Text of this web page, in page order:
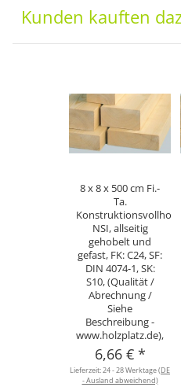
Kunden kauften
8 x 8 x 500 cm Fi.-
Ta.
Konstruktionsvollholz
NSI, allseitig
gehobelt und
gefast, FK: C24, SF:
DIN 4074-1, SK:
S10, (Qualität /
Abrechnung /
Siehe
Beschreibung -
www.holzplatz.de),
6,66 € *
Lieferzeit:24 - 28 Werktage(DE
- Ausland abweichend)